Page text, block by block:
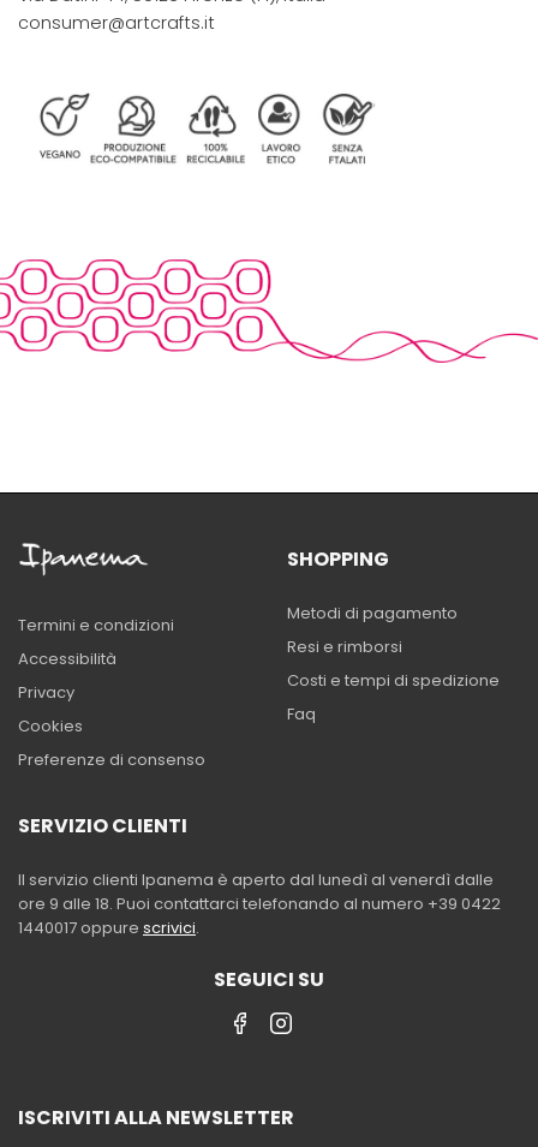
consumer@artcrafts.it
Termini e condizioni
Accessibilità
Privacy
Cookies
Preferenze di consenso
SHOPPING
Metodi di pagamento
Resi e rimborsi
Costi e tempi di spedizione
Faq
SERVIZIO CLIENTI
Il servizio clienti Ipanema è aperto dal lunedì al venerdì dalle
ore 9 alle 18. Puoi contattarci telefonando al numero +39 0422
1440017 oppure scrivici.
SEGUICI SU
ISCRIVITI ALLA NEWSLETTER